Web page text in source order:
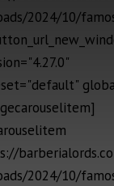
2024/10/
2024/10/